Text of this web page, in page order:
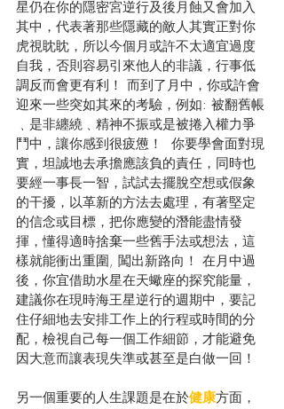
星仍在你的隱密宮逆行及後月蝕又會加入
其中，代表著那些隱藏的敵人其實正對你
虎視眈眈，所以今個月或許不太適宜過度
自我，否則容易引來他人的非議，行事低
調反而會更有利！ 而到了月中，你或許會
迎來一些突如其來的考驗，例如: 被翻舊帳
﹑是非纏繞﹑精神不振或是被捲入權力爭
鬥中，讓你感到很疲憊！  你要學會面對現
實，坦誠地去承擔應該負的責任，同時也
要經一事長一智，試試去擺脫空想或假象
的干擾，以革新的方法去處理，有著堅定
的信念或目標，把你應變的潛能盡情發
揮，懂得適時捨棄一些舊手法或想法，這
樣就能衝出重圍, 闖出新路向！ 在月中過
後，你宜借助水星在天蠍座的探究能量，
建議你在現時海王星逆行的週期中，要記
住仔細地去安排工作上的行程或時間的分
配，檢視自己每一個工作細節，才能避免
因大意而讓表現失準或甚至是白做一回！
另一個重要的人生課題是在於健康方面，